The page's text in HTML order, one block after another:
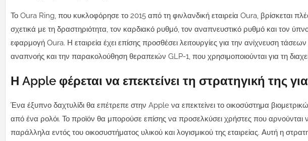
Το Oura Ring, που κυκλοφόρησε το 2015 από τη φινλανδική εταιρεία Oura, βρίσκεται
σχετικά με τη δραστηριότητα, τον καρδιακό ρυθμό, τον αναπνευστικό ρυθμό και τον
εφαρμογή Oura. Η εταιρεία έχει επίσης προσθέσει λειτουργίες για την ανίχνευση
αναπνοής και την παρακολούθηση θεραπειών GLP-1, που χρησιμοποιούνται για τη
Η Apple φέρεται να επεκτείνει τη στρατηγική της
Ένα έξυπνο δαχτυλίδι θα επέτρεπε στην Apple να επεκτείνει το οικοσύστημα
από ένα ρολόι. Το προϊόν θα μπορούσε επίσης να προσελκύσει χρήστες που
παράλληλα εντός του οικοσυστήματος υλικού και λογισμικού της εταιρείας. Αυτή η